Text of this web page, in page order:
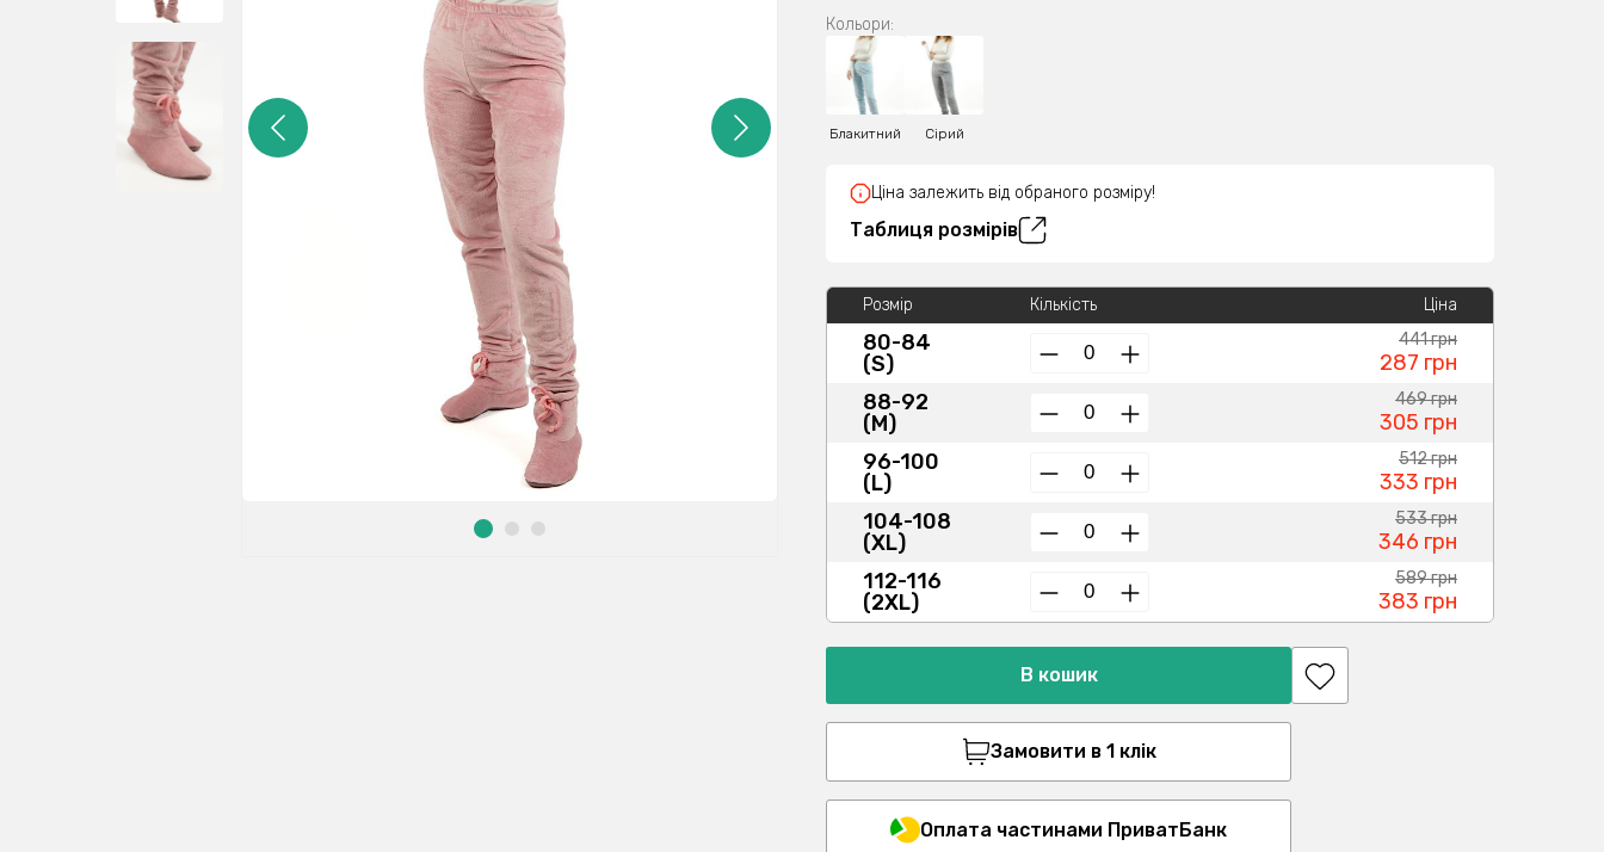
Кольори:
Блакитний Сірий
Ціна залежить від обраного розміру!
Таблиця розмірів
Розмір
80-84
(S)
88-92
(M)
96-100
(L)
104-108
(XL)
112-116
(2XL)
Кількість
Ціна
441 грн
287 грн
469 грн
305 грн
512 грн
333 грн
533 грн
346 грн
589 грн
383 грн
В кошик
Замовити в 1 клік
Оплата частинами ПриватБанк